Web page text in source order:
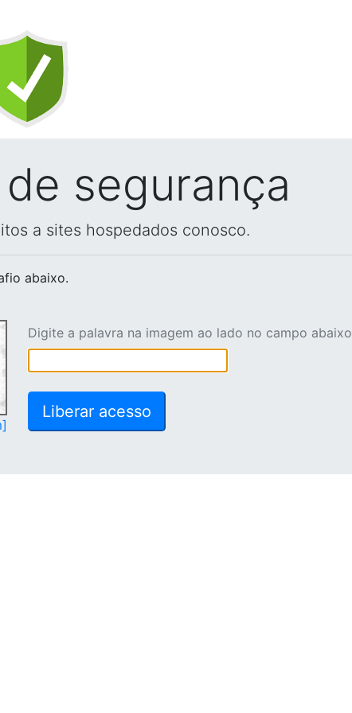
segurança
a sites hospedados conosco.
abaixo.
Digite a palavra na imagem ao lado no campo abaixo